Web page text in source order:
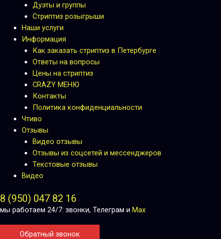
Дуэты и группы
Стриптиз розыгрыши
Наши услуги
Информация
Как заказать стриптиз в Петербурге
Ответы на вопросы
Цены на стриптиз
CRAZY МЕНЮ
Контакты
Политика конфиденциальности
Чтиво
Отзывы
Видео отзывы
Отзывы из соцсетей и мессенджеров
Текстовые отзывы
Видео
8 (950) 047 82 16
мы работаем 24/7: звонки, Телеграм и Max
Обратный звонок